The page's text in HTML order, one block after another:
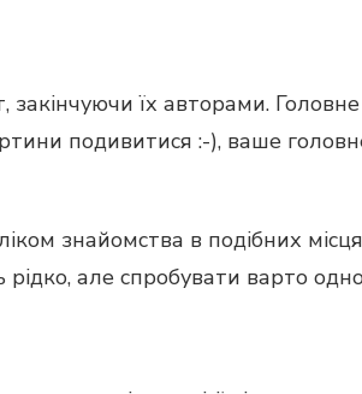
їх авторами.
подивитися :-), ваше
знайомства в подібних
рідко, але спробувати варто